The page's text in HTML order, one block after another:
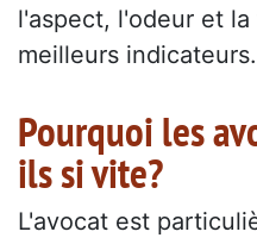
l'aspect, l'odeur et
meilleurs indicateurs.
Pourquoi les
ils si vite?
L'avocat est